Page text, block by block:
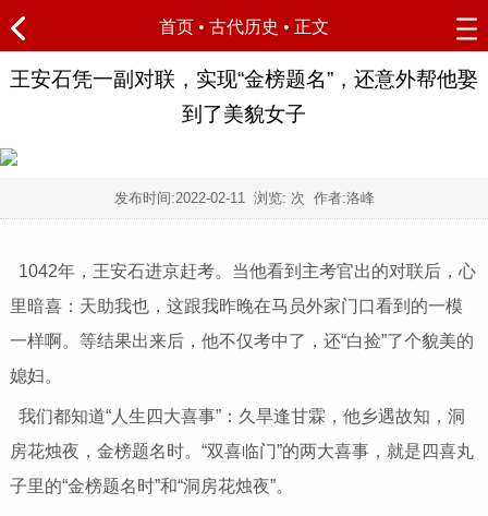
首页 • 古代历史 • 正文
王安石凭一副对联，实现“金榜题名”，还意外帮他娶
到了美貌女子
发布时间:2022-02-11 浏览: 次 作者:洛峰
1042年，王安石进京赶考。当他看到主考官出的对联后，心
里暗喜：天助我也，这跟我昨晚在马员外家门口看到的一模
一样啊。等结果出来后，他不仅考中了，还“白捡”了个貌美的
媳妇。
我们都知道“人生四大喜事”：久旱逢甘霖，他乡遇故知，洞
房花烛夜，金榜题名时。“双喜临门”的两大喜事，就是四喜丸
子里的“金榜题名时”和“洞房花烛夜”。